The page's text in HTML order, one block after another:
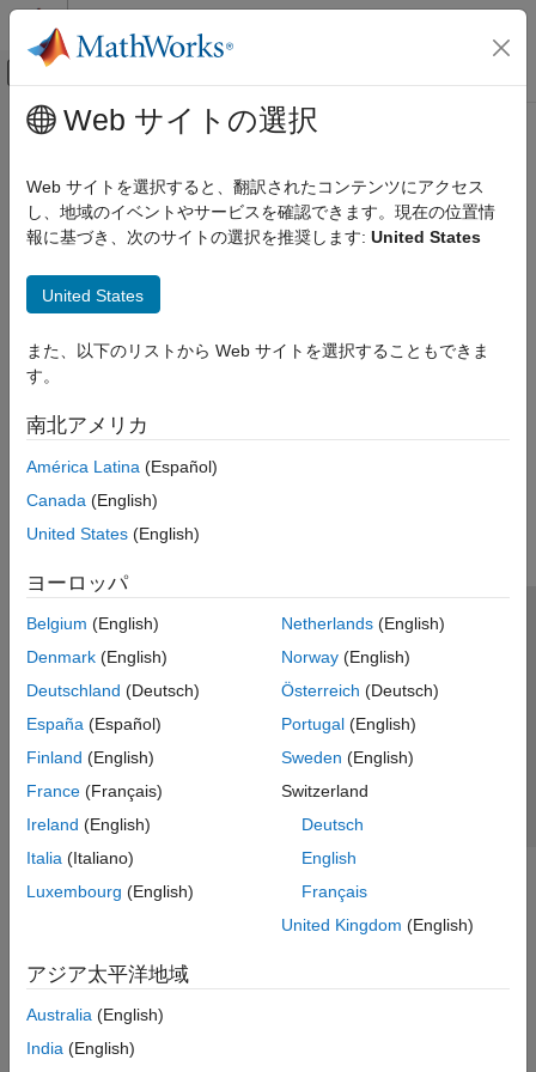
コンテンツへスキップ
オフキャンバス ナビゲーション メ
ドキュメンテーションのホーム
メインコンテンツ
Web サイトの選択
Web サイトを選択すると、翻訳されたコンテンツにアクセス
し、地域のイベントやサービスを確認できます。現在の位置情
報に基づき、次のサイトの選択を推奨します: United States
United States
また、以下のリストから Web サイトを選択することもできま
す。
南北アメリカ
América Latina (Español)
Canada (English)
United States (English)
ヨーロッパ
Belgium (English)
Denmark (English)
Deutschland (Deutsch)
España (Español)
Finland (English)
France (Français)
Ireland (English)
Italia (Italiano)
Luxembourg (English)
Netherlands(English)
Norway(English)
Österreich (Deutsch)
Portugal(English)
Sweden (English)
Switzerland
Deutsch
English
Français
United Kingdom (English)
アジア太平洋地域
Australia (English)
India (English)
トラストセンター
プライバシー ポリシー
違法コピー防止
アプリケーション ステータス
© 1994-2026 The MathWorks, Inc.